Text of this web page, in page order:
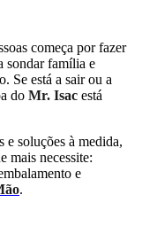
começa por fazer
sondar família e
Se está a sair ou a
do Mr. Isac está
e soluções à medida,
mais necessite:
e
.